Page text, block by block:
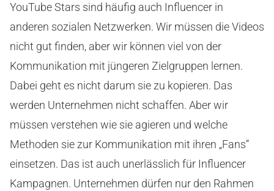
YouTube Stars sind häufig auch Influencer in
anderen sozialen Netzwerken. Wir müssen die Videos
nicht gut finden, aber wir können viel von der
Kommunikation mit jüngeren Zielgruppen lernen.
Dabei geht es nicht darum sie zu kopieren. Das
werden Unternehmen nicht schaffen. Aber wir
müssen verstehen wie sie agieren und welche
Methoden sie zur Kommunikation mit ihren „Fans“
einsetzen. Das ist auch unerlässlich für Influencer
Kampagnen. Unternehmen dürfen nur den Rahmen